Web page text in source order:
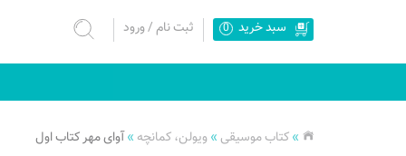
سبد خرید 0 ثبت نام/ورود
»کتاب موسیقی »ویولن، کمانچه »آوای مهر کتاب اول